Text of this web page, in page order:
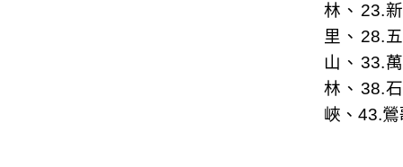
林 、23.
里 、28.
山 、33.
林 、38.
峽 、43.